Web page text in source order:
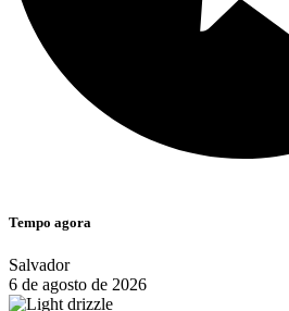
Tempo agora
Salvador
6 de agosto de 2026